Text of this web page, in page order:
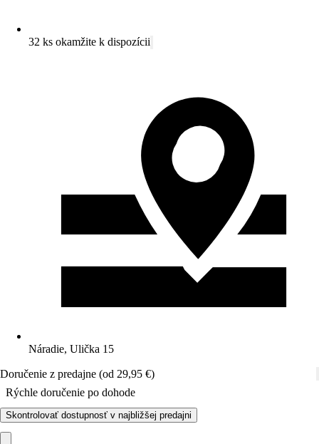
32 ks okamžite k dispozícii
Náradie, Ulička 15
Doručenie z predajne (od 29,95 €)
Rýchle doručenie po dohode
Skontrolovať dostupnosť v najbližšej predajni